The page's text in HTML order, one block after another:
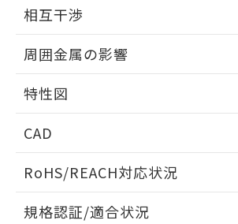
出力段回路図
相互干渉
相互干渉
A: 80mm以上、B: 60mm以上
周囲金属の影響
周囲金属の影響
特性図
検出物体の大きさと材質による影響
CAD
ドすることができます。
RoHS/REACH対応状況
規格認証/適合状況
ものではありません。
物質の対応では、対応完了までの
荷製品に未対応品が混在すること
欄に対応日を記載しておりまし
既に当社にて対応品への在庫切
していることから、特段のこと